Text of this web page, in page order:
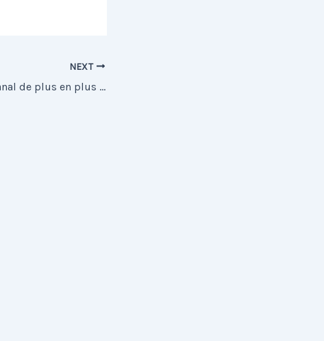
NEXT
YouTube : un canal de plus en plus important